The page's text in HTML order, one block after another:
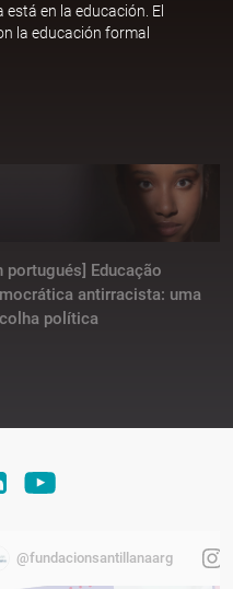
en la educación. El
la educación formal
portugués] Educação
antirracista: uma
política
@fundacionsantillanaarg